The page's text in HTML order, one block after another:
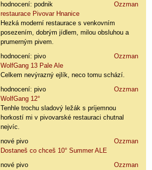
hodnocení: podnik
Ozzman
restaurace Pivovar Hnanice
Hezká moderní restaurace s venkovním
posezením, dobrým jídlem, milou obsluhou a
prumerným pivem.
hodnocení: pivo
Ozzman
WolfGang 13 Pale Ale
Celkem nevýrazný ejlík, neco tomu schází.
hodnocení: pivo
Ozzman
WolfGang 12°
Tenhle trochu sladový ležák s príjemnou
horkostí mi v pivovarské restauraci chutnal
nejvíc.
nové pivo
Ozzman
Dostaneš co chceš 10° Summer ALE
nové pivo
Ozzman